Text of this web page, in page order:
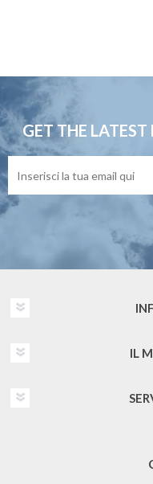
GET THE LATEST
IL